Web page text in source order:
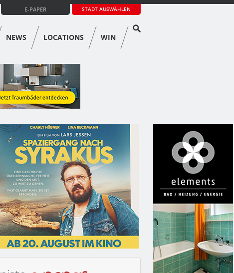
STADT AUSWÄHLEN
E-PAPER
NEWS LOCATIONS WIN